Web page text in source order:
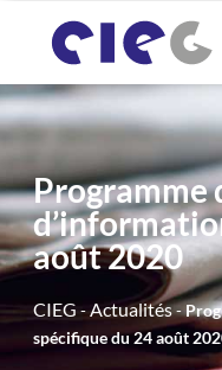
Programme
août 2020
CIEG-Actualités-
spécifique du 24 août